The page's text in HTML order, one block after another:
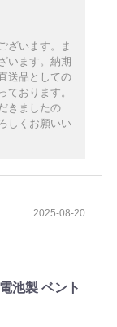
ざいます。ま
います。納期
送品としての
ております。
きましたの
しくお願いい
2025-08-20
池製 ベント